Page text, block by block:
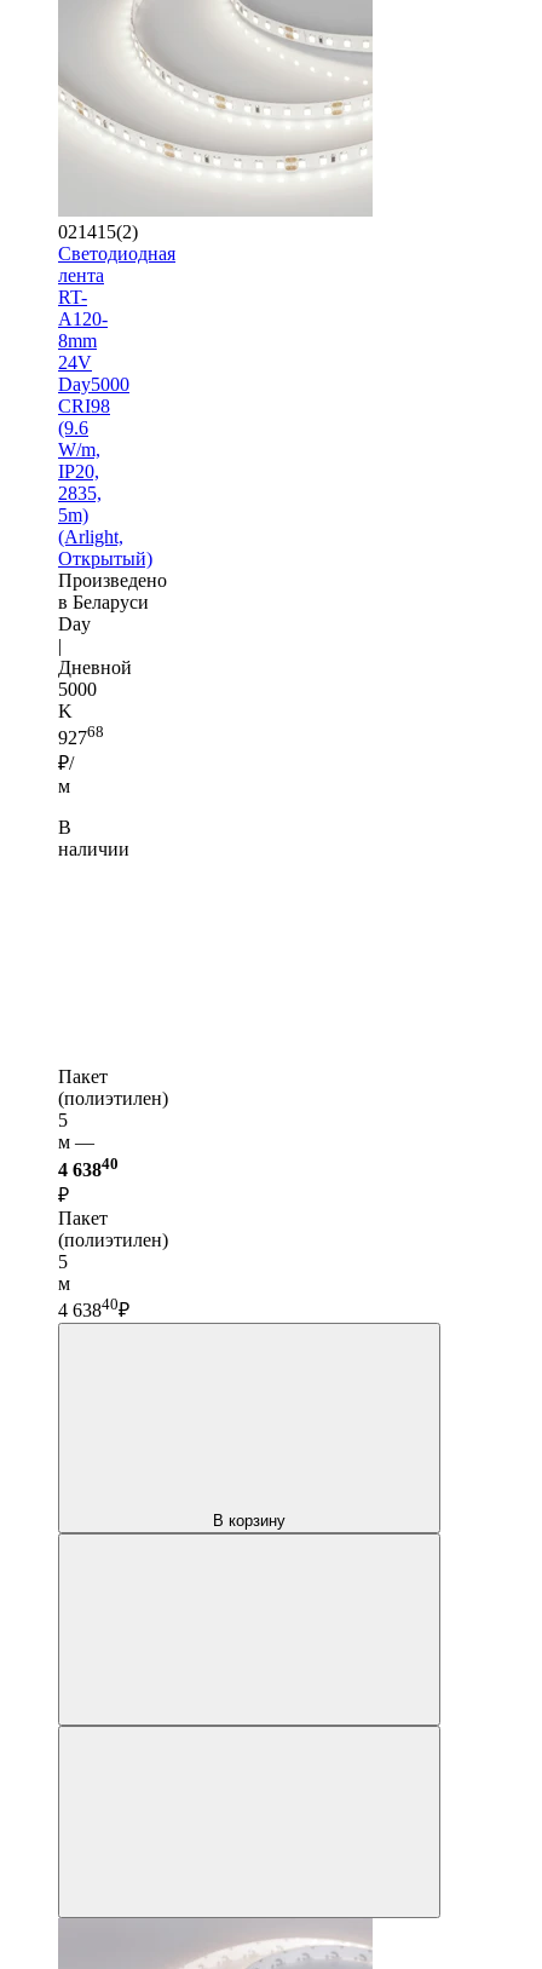
021415(2)
Светодиодная
лента
RT-
A120-
8mm
24V
Day5000
CRI98
(9.6
W/m,
IP20,
2835,
5m)
(Arlight,
Открытый)
Произведено
в Беларуси
Day
|
Дневной
5000
K
92768
₽/
м
В
наличии
Пакет
(полиэтилен)
5
м —
4 63840
₽
Пакет
(полиэтилен)
5
м
4 63840₽
В корзину